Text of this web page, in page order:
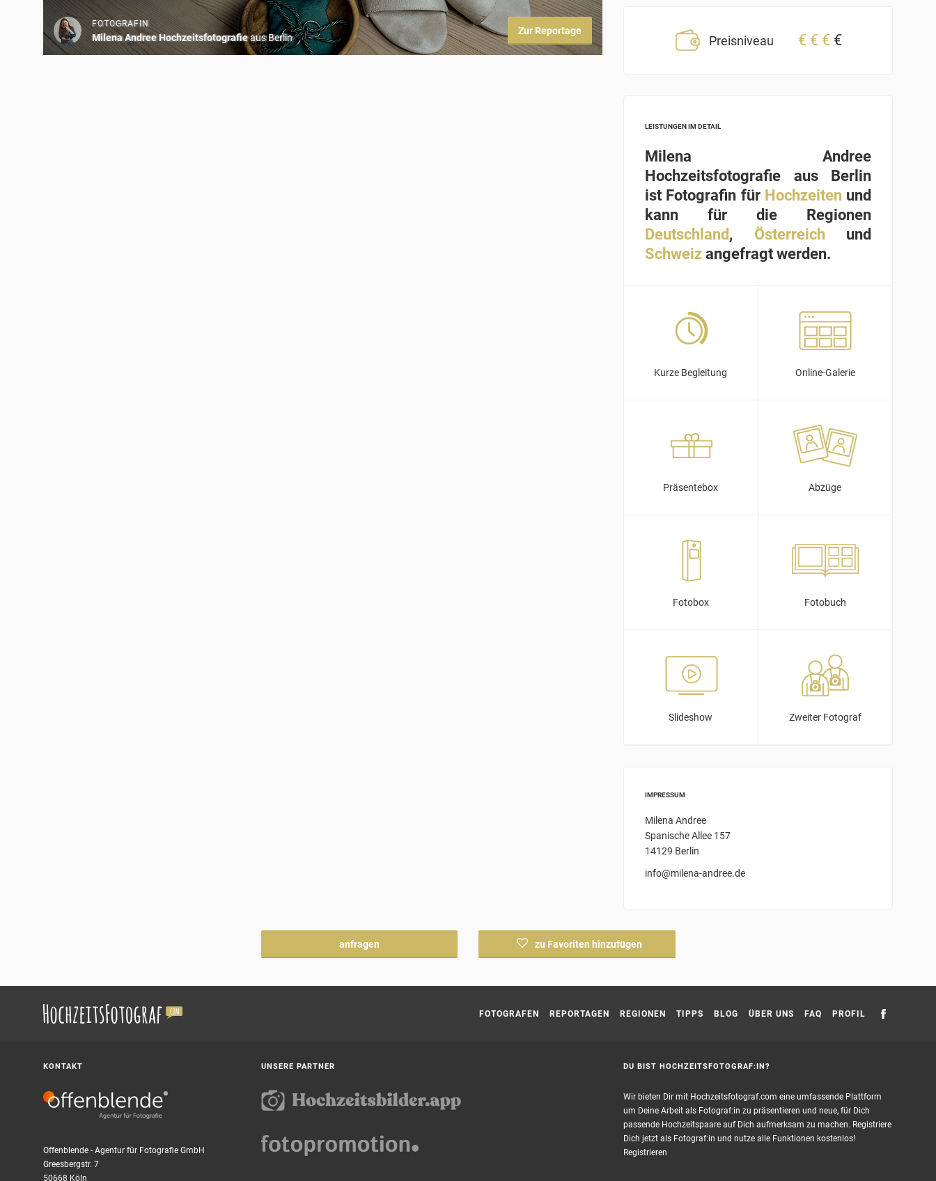
Zur Reportage
FOTOGRAFIN
Milena Andree Hochzeitsfotografieaus Berlin Preisniveau € € € €
LEISTUNGEN IM DETAIL
Milena Andree
Hochzeitsfotografie aus Berlin
ist Fotografin für Hochzeitenund
kann für die Regionen
Deutschland , Österreichund
Schweiz angefragt werden.
Kurze Begleitung Online-Galerie
Präsentebox Abzüge
Fotobox Fotobuch
Slideshow Zweiter Fotograf
IMPRESSUM
Milena Andree
Spanische Allee 157
14129 Berlin
info@milena-andree.de
anfragen zu Favoriten hinzufügen
FOTOGRAFEN REPORTAGEN REGIONEN TIPPS BLOG ÜBER UNS FAQ PROFIL
KONTAKT
Offenblende - Agentur für Fotografie GmbH
Greesbergstr. 7
50668 Köln
UNSERE PARTNER DU BIST HOCHZEITSFOTOGRAF:IN?
Wir bieten Dir mit Hochzeitsfotograf.com eine umfassende Plattform
um Deine Arbeit als Fotograf:in zu präsentieren und neue, für Dich
passende Hochzeitspaare auf Dich aufmerksam zu machen. Registriere
Dich jetzt als Fotograf:in und nutze alle Funktionen kostenlos!
Registrieren